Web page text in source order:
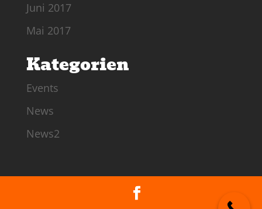
Juni 2017
Mai 2017
Kategorien
Events
News
News2